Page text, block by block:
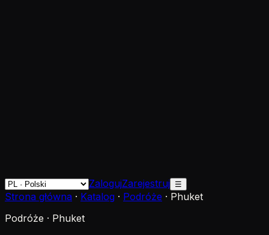
ZalogujZarejestruj ☰
Strona główna · Katalog · Podróże · Phuket
Podróże · Phuket